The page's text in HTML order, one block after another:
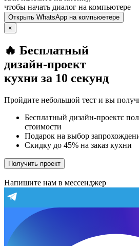
чтобы начать диалог на компьютере
Открыть WhatsApp на компьюетере
×
🔥 Бесплатный
дизайн-проект
кухни за 10 секунд
Пройдите небольшой тест и вы
Бесплатный дизайн-проектс
стоимости
Подарок на выбор
Скидку до 45% на заказ кухни
Получить проект
Напишите нам в мессенджер